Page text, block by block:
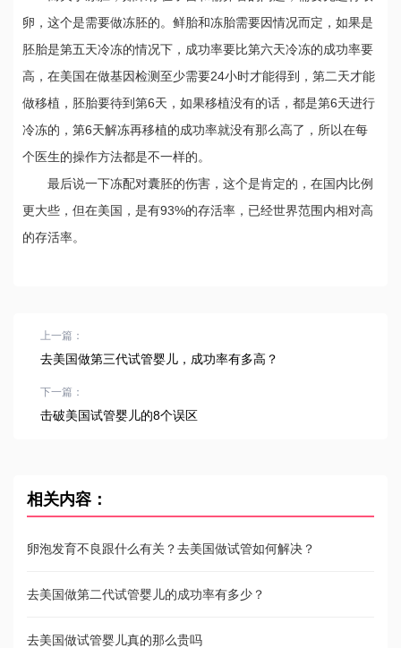
卵，这个是需要做冻胚的。鲜胎和冻胎需要因情况而定，如果是
胚胎是第五天冷冻的情况下，成功率要比第六天冷冻的成功率要
高，在美国在做基因检测至少需要24小时才能得到，第二天才能
做移植，胚胎要待到第6天，如果移植没有的话，都是第6天进行
冷冻的，第6天解冻再移植的成功率就没有那么高了，所以在每
个医生的操作方法都是不一样的。
最后说一下冻配对囊胚的伤害，这个是肯定的，在国内比例
更大些，但在美国，是有93%的存活率，已经世界范围内相对高
的存活率。
上一篇：
去美国做第三代试管婴儿，成功率有多高？
下一篇：
击破美国试管婴儿的8个误区
相关内容：
卵泡发育不良跟什么有关？去美国做试管如何解决？
去美国做第二代试管婴儿的成功率有多少？
去美国做试管婴儿真的那么贵吗